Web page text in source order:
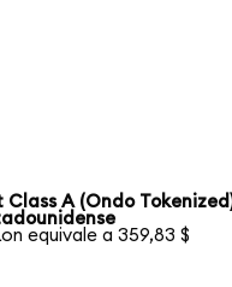
Class A (Ondo
equivale a 359,83 $